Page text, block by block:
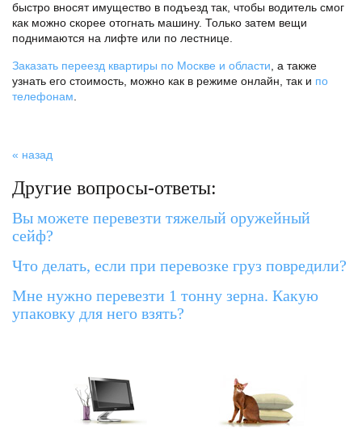
быстро вносят имущество в подъезд так, чтобы водитель смог
как можно скорее отогнать машину. Только затем вещи
поднимаются на лифте или по лестнице.
Заказать переезд квартиры по Москве и области , а также
узнать его стоимость, можно как в режиме онлайн, так и по
телефонам
« назад
Другие вопросы-ответы:
Вы можете перевезти тяжелый оружейный
сейф?
Что делать, если при перевозке груз повредили?
Мне нужно перевезти 1 тонну зерна. Какую
упаковку для него взять?